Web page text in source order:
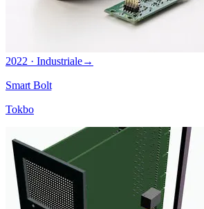
2022 · Industriale→
Smart Bolt
Tokbo